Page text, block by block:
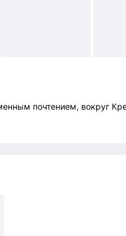
почтением, вокруг